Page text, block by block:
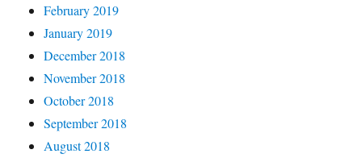
February 2019
January 2019
December 2018
November 2018
October 2018
September 2018
August 2018